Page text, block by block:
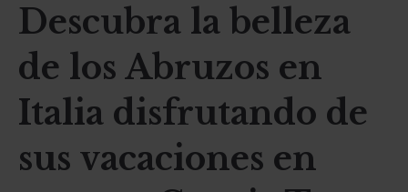
Descubra la belleza
de los Abruzos en
Italia disfrutando de
sus vacaciones en